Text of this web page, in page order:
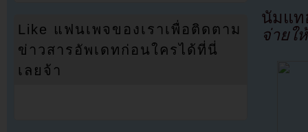
นัมแท
จ่ายใ
Like แฟนเพจของเราเพื่อติดตาม
ข่าวสารอัพเดทก่อนใครได้ที่นี่
เลยจ้า